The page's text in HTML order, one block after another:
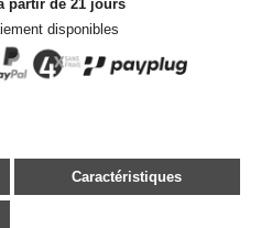
partir de 21 jours
disponibles
Caractéristiques